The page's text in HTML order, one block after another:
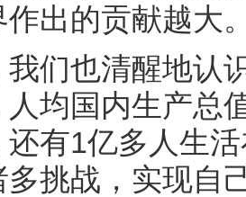
出的贡献越大
也清醒地认识
均国内生产总
还有1亿多人生
挑战，实现自